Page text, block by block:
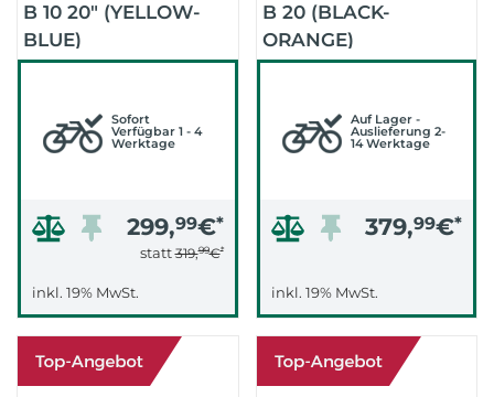
B 10 20" (YELLOW-
BLUE)
Sofort
Verfügbar 1 - 4
Werktage
299,99€*
statt319,99€*
inkl. 19% MwSt.
B 20 (BLACK-
ORANGE)
Auf Lager -
Auslieferung 2-
14 Werktage
379,99€*
inkl. 19% MwSt.